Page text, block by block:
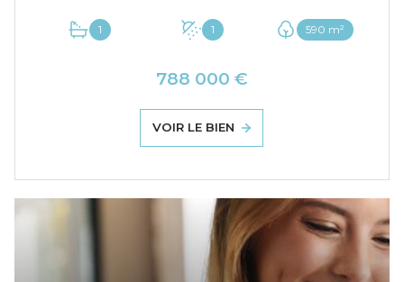
1 1 590 m²
788 000 €
VOIR LE BIEN